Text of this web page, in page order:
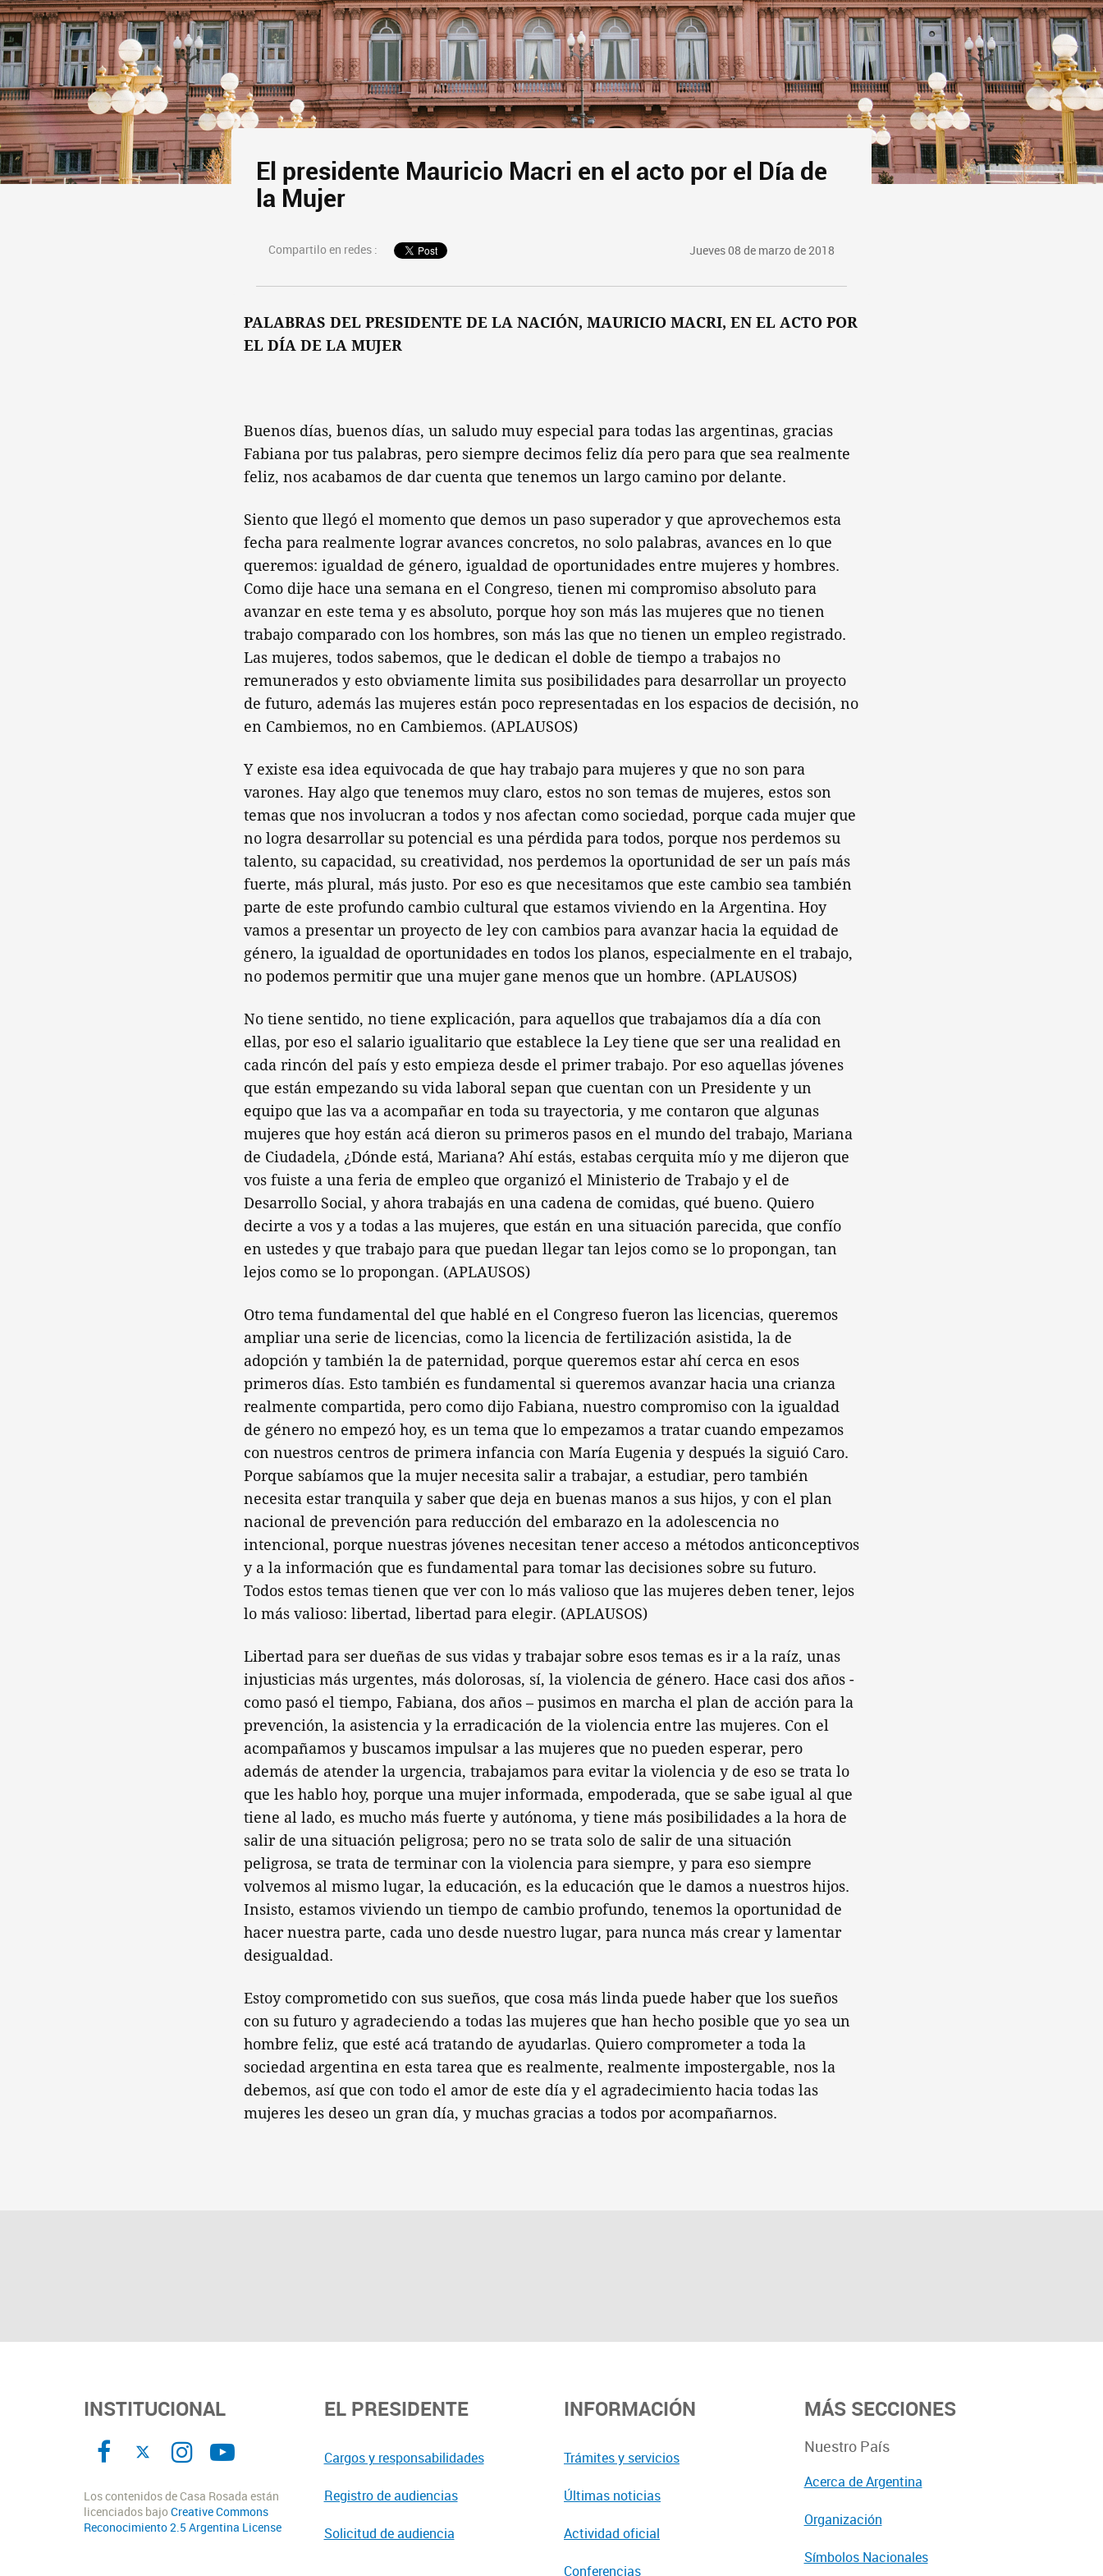
El presidente Mauricio Macri en el acto por el Día de
la Mujer
Compartilo en redes : Jueves 08 de marzo de 2018
PALABRAS DEL PRESIDENTE DE LA NACIÓN, MAURICIO MACRI, EN EL ACTO POR
EL DÍA DE LA MUJER
Buenos días, buenos días, un saludo muy especial para todas las argentinas, gracias
Fabiana por tus palabras, pero siempre decimos feliz día pero para que sea realmente
feliz, nos acabamos de dar cuenta que tenemos un largo camino por delante.
Siento que llegó el momento que demos un paso superador y que aprovechemos esta
fecha para realmente lograr avances concretos, no solo palabras, avances en lo que
queremos: igualdad de género, igualdad de oportunidades entre mujeres y hombres.
Como dije hace una semana en el Congreso, tienen mi compromiso absoluto para
avanzar en este tema y es absoluto, porque hoy son más las mujeres que no tienen
trabajo comparado con los hombres, son más las que no tienen un empleo registrado.
Las mujeres, todos sabemos, que le dedican el doble de tiempo a trabajos no
remunerados y esto obviamente limita sus posibilidades para desarrollar un proyecto
de futuro, además las mujeres están poco representadas en los espacios de decisión, no
en Cambiemos, no en Cambiemos. (APLAUSOS)
Y existe esa idea equivocada de que hay trabajo para mujeres y que no son para
varones. Hay algo que tenemos muy claro, estos no son temas de mujeres, estos son
temas que nos involucran a todos y nos afectan como sociedad, porque cada mujer que
no logra desarrollar su potencial es una pérdida para todos, porque nos perdemos su
talento, su capacidad, su creatividad, nos perdemos la oportunidad de ser un país más
fuerte, más plural, más justo. Por eso es que necesitamos que este cambio sea también
parte de este profundo cambio cultural que estamos viviendo en la Argentina. Hoy
vamos a presentar un proyecto de ley con cambios para avanzar hacia la equidad de
género, la igualdad de oportunidades en todos los planos, especialmente en el trabajo,
no podemos permitir que una mujer gane menos que un hombre. (APLAUSOS)
No tiene sentido, no tiene explicación, para aquellos que trabajamos día a día con
ellas, por eso el salario igualitario que establece la Ley tiene que ser una realidad en
cada rincón del país y esto empieza desde el primer trabajo. Por eso aquellas jóvenes
que están empezando su vida laboral sepan que cuentan con un Presidente y un
equipo que las va a acompañar en toda su trayectoria, y me contaron que algunas
mujeres que hoy están acá dieron su primeros pasos en el mundo del trabajo, Mariana
de Ciudadela, ¿Dónde está, Mariana? Ahí estás, estabas cerquita mío y me dijeron que
vos fuiste a una feria de empleo que organizó el Ministerio de Trabajo y el de
Desarrollo Social, y ahora trabajás en una cadena de comidas, qué bueno. Quiero
decirte a vos y a todas a las mujeres, que están en una situación parecida, que confío
en ustedes y que trabajo para que puedan llegar tan lejos como se lo propongan, tan
lejos como se lo propongan. (APLAUSOS)
Otro tema fundamental del que hablé en el Congreso fueron las licencias, queremos
ampliar una serie de licencias, como la licencia de fertilización asistida, la de
adopción y también la de paternidad, porque queremos estar ahí cerca en esos
primeros días. Esto también es fundamental si queremos avanzar hacia una crianza
realmente compartida, pero como dijo Fabiana, nuestro compromiso con la igualdad
de género no empezó hoy, es un tema que lo empezamos a tratar cuando empezamos
con nuestros centros de primera infancia con María Eugenia y después la siguió Caro.
Porque sabíamos que la mujer necesita salir a trabajar, a estudiar, pero también
necesita estar tranquila y saber que deja en buenas manos a sus hijos, y con el plan
nacional de prevención para reducción del embarazo en la adolescencia no
intencional, porque nuestras jóvenes necesitan tener acceso a métodos anticonceptivos
y a la información que es fundamental para tomar las decisiones sobre su futuro.
Todos estos temas tienen que ver con lo más valioso que las mujeres deben tener, lejos
lo más valioso: libertad, libertad para elegir. (APLAUSOS)
Libertad para ser dueñas de sus vidas y trabajar sobre esos temas es ir a la raíz, unas
injusticias más urgentes, más dolorosas, sí, la violencia de género. Hace casi dos años -
como pasó el tiempo, Fabiana, dos años – pusimos en marcha el plan de acción para la
prevención, la asistencia y la erradicación de la violencia entre las mujeres. Con el
acompañamos y buscamos impulsar a las mujeres que no pueden esperar, pero
además de atender la urgencia, trabajamos para evitar la violencia y de eso se trata lo
que les hablo hoy, porque una mujer informada, empoderada, que se sabe igual al que
tiene al lado, es mucho más fuerte y autónoma, y tiene más posibilidades a la hora de
salir de una situación peligrosa; pero no se trata solo de salir de una situación
peligrosa, se trata de terminar con la violencia para siempre, y para eso siempre
volvemos al mismo lugar, la educación, es la educación que le damos a nuestros hijos.
Insisto, estamos viviendo un tiempo de cambio profundo, tenemos la oportunidad de
hacer nuestra parte, cada uno desde nuestro lugar, para nunca más crear y lamentar
desigualdad.
Estoy comprometido con sus sueños, que cosa más linda puede haber que los sueños
con su futuro y agradeciendo a todas las mujeres que han hecho posible que yo sea un
hombre feliz, que esté acá tratando de ayudarlas. Quiero comprometer a toda la
sociedad argentina en esta tarea que es realmente, realmente impostergable, nos la
debemos, así que con todo el amor de este día y el agradecimiento hacia todas las
mujeres les deseo un gran día, y muchas gracias a todos por acompañarnos.
INSTITUCIONAL
Los contenidos de Casa Rosada están
licenciados bajoCreative Commons
Reconocimiento 2.5 Argentina License
EL PRESIDENTE
Cargos y responsabilidades
Registro de audiencias
Solicitud de audiencia
INFORMACIÓN
Trámites y servicios
Últimas noticias
Actividad oficial
Conferencias
MÁS SECCIONES
Nuestro País
Acerca de Argentina
Organización
Símbolos Nacionales